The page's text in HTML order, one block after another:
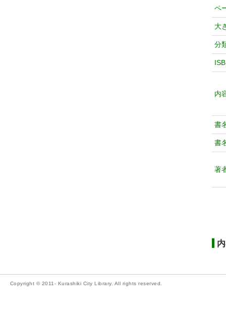
ペ
大
分
内
書
書
著
Copyright © 2011- Kurashiki City Library. All rights reserved.